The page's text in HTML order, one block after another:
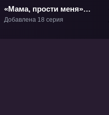
«Мама, прости меня»
ТВ-1
Добавлена 18 серия